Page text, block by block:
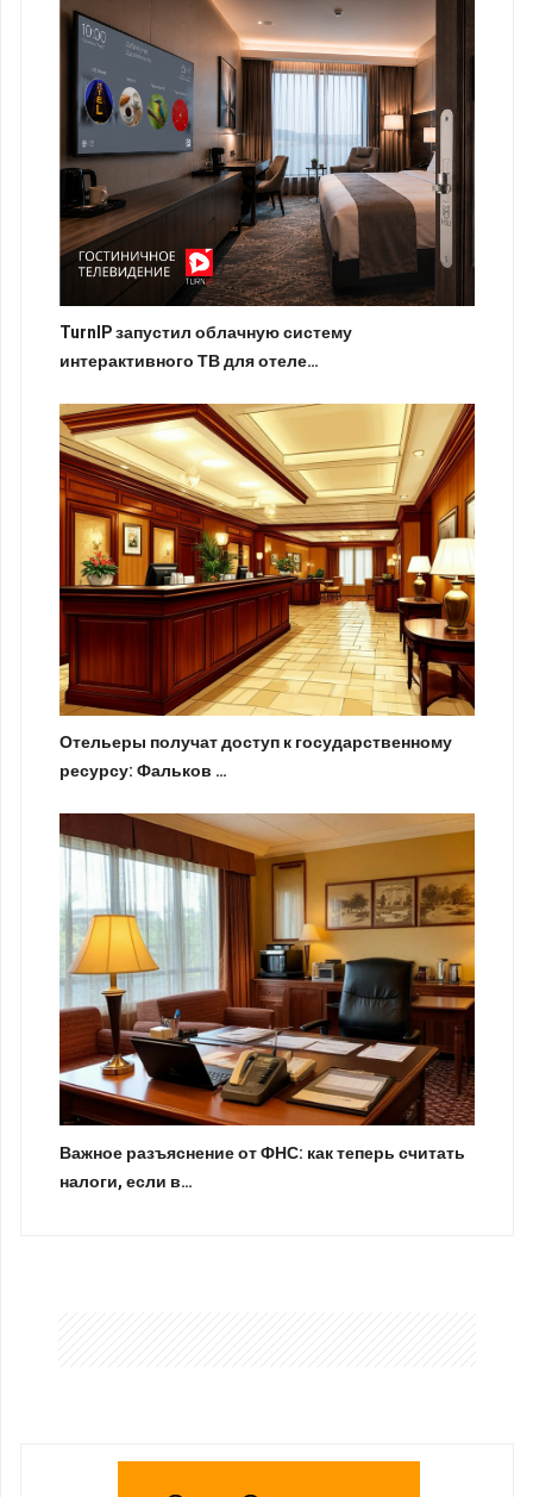
TurnIP запустил облачную систему
интерактивного ТВ для отеле…
Отельеры получат доступ к государственному
ресурсу: Фальков …
Важное разъяснение от ФНС: как теперь считать
налоги, если в…